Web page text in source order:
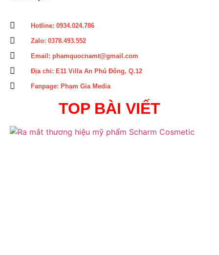
Hotline: 0934.024.786
Zalo: 0378.493.552
Email: phamquocnamt@gmail.com
Địa chỉ: E11 Villa An Phú Đông, Q.12
Fanpage: Phạm Gia Media
TOP BÀI VIẾT